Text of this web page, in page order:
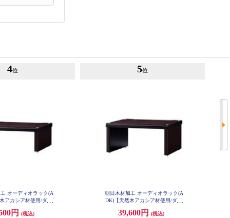
4位
オーディオラック(A
アカシア材使用/ダー
円
(税込)
5位
朝日木材加工 オーディオラック(A
DK)【天然木アカシア材使用/ダー
39,600円
(税込)